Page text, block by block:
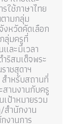
ใช้ภาษาไทย
ามกลุ่ม
งหวัดคัดเลือก
ลุ่มครูที่
ละมีเวลา
ริสมเด็จพระ
าชสุดาฯ
ำหรับสถานที่
สานงานกับครู
ป้าหมายรวม
สำนักงาน
งานการ